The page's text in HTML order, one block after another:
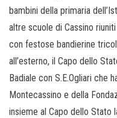
bambini della primaria
altre scuole di Cassino
con festose bandierine
all’esterno, il Capo dello
Badiale con S.E.Ogliari che
Montecassino e della
insieme al Capo dello Stato